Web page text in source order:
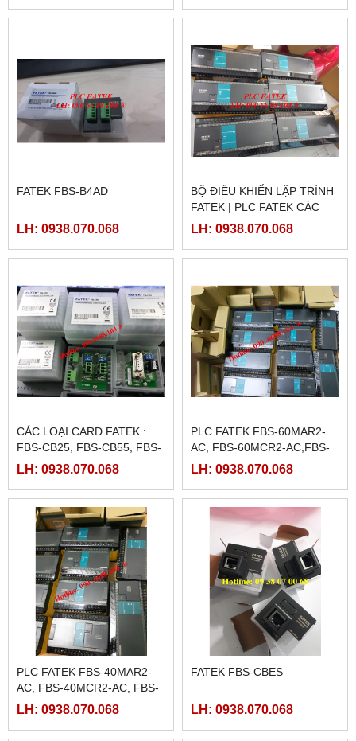
FATEK FBS-B4AD
LH: 0938.070.068
BỘ ĐIỀU KHIỂN LẬP TRÌNH
FATEK | PLC FATEK CÁC
LOẠI
LH: 0938.070.068
CÁC LOẠI CARD FATEK :
FBS-CB25, FBS-CB55, FBS-
CB2, FBS-CB5
LH: 0938.070.068
PLC FATEK FBS-60MAR2-
AC, FBS-60MCR2-AC,FBS-
60MAT2-AC, FBS-60MCT2-
LH: 0938.070.068
PLC FATEK FBS-40MAR2-
AC, FBS-40MCR2-AC, FBS-
40MCRT-AC, FBS-40MART-
LH: 0938.070.068
FATEK FBS-CBES
LH: 0938.070.068